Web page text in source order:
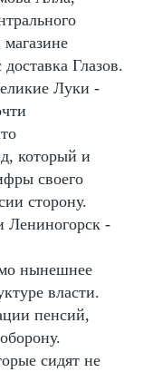
Глазов.
Луки -
который и
своего
сторону.
Лениногорск -
нынешнее
власти.
пенсий,
сидят не